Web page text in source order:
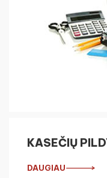
KASEČIŲ
DAUGIAU